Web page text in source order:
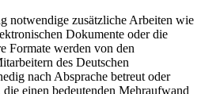
notwendige zusätzliche Arbeiten wie
Dokumente oder die
Formate werden von den
des Deutschen
nach Absprache betreut oder
einen bedeutenden Mehraufwand